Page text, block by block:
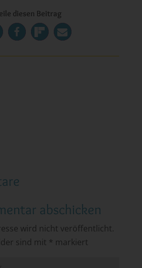
diesen Beitrag
abschicken
wird nicht veröffentlicht.
sind mit * markiert